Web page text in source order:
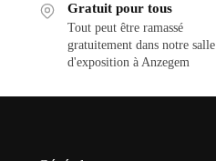
Gratuit pour tous
Tout peut être ramassé
gratuitement dans notre salle
d'exposition à Anzegem